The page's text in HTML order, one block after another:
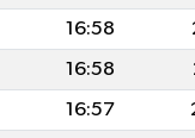
16:58
16:58
16:57